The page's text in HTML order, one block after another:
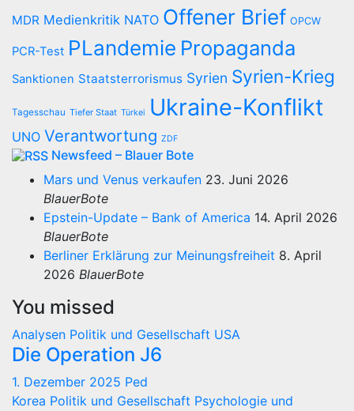
MDR Medienkritik NATO Offener Brief OPCW
PCR-Test PLandemie Propaganda
Sanktionen Staatsterrorismus Syrien Syrien-Krieg
Tagesschau Tiefer Staat Türkei Ukraine-Konflikt
UNO Verantwortung ZDF
Newsfeed – Blauer Bote
Mars und Venus verkaufen 23. Juni 2026
BlauerBote
Epstein-Update – Bank of America 14. April 2026
BlauerBote
Berliner Erklärung zur Meinungsfreiheit 8. April
2026 BlauerBote
You missed
Analysen Politik und Gesellschaft USA
Die Operation J6
1. Dezember 2025 Ped
Korea Politik und Gesellschaft Psychologie und